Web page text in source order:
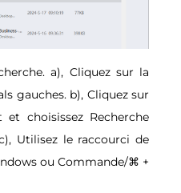
a), Cliquez sur la
gauches. b), Cliquez sur
choisissez Recherche
Utilisez le raccourci de
ou Commande/⌘ +